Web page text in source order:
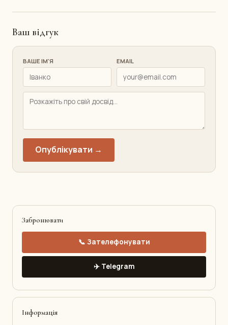
Ваш відгук
ВАШЕ ІМ'Я EMAIL
Опублікувати →
Забронювати
📞 Зателефонувати
✈️ Telegram
Інформація